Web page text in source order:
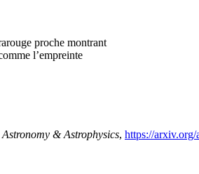
proche montrant
l’empreinte
Astronomy & Astrophysics, https://